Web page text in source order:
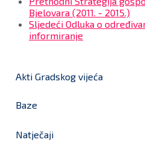
Bjelovara (2011. - 2015.)
Sljedeći Odluka o
informiranje
Akti Gradskog vijeća
Baze
Natječaji